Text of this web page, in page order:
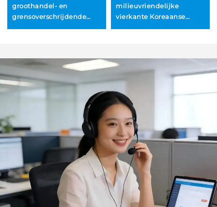
groothandel- en
grensoverschrijdende
teppanyaki-spatelset
milieuvriendelijke
vierkante Koreaanse
thuisgebruik,
minimalistisch ontwerp,
saus, 100 stuks